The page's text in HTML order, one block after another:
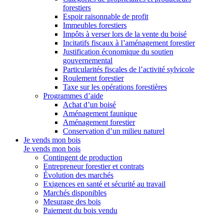
forestiers
Espoir raisonnable de profit
Immeubles forestiers
Impôts à verser lors de la vente du boisé
Incitatifs fiscaux à l’aménagement forestier
Justification économique du soutien
gouvernemental
Particularités fiscales de l’activité sylvicole
Roulement forestier
Taxe sur les opérations forestières
Programmes d’aide
Achat d’un boisé
Aménagement faunique
Aménagement forestier
Conservation d’un milieu naturel
Je vends mon bois
Je vends mon bois
Contingent de production
Entrepreneur forestier et contrats
Évolution des marchés
Exigences en santé et sécurité au travail
Marchés disponibles
Mesurage des bois
Paiement du bois vendu